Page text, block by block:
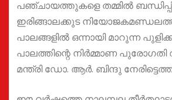
പഞ്ചായത്തുകളെ തമ്മിൽ
ഇരിങ്ങാലക്കുട
പാലങ്ങളിൽ ഒന്നായി മാറുന്ന
പാലത്തിന്റെ നിർമ്മാണ
മന്ത്രി ഡോ. ആർ. ബിന്ദു